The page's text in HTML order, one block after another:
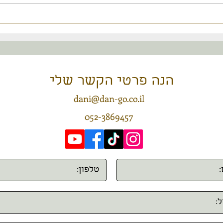
צור/י קשר
הנה פרטי הקשר שלי
dani@dan-go.co.il
052-3869457